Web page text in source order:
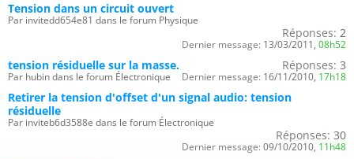
Tension dans un circuit ouvert
Par invitedd654e81 dans le forum Physique
Réponses: 2
Dernier message: 13/03/2011, 08h52
tension résiduelle sur la masse.
Par hubin dans le forum Électronique
Réponses: 3
Dernier message: 16/11/2010, 17h18
Retirer la tension d'offset d'un signal audio: tension
résiduelle
Par inviteb6d3588e dans le forum Électronique
Réponses: 30
Dernier message: 09/10/2010, 11h48